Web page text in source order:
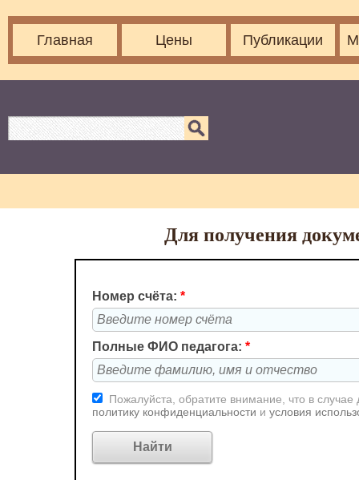
Главная Цены Публикации
Для получения
Номер счёта: *
Полные ФИО педагога: *
Пожалуйста, обратите внимание, что в
политику конфиденциальности и условия